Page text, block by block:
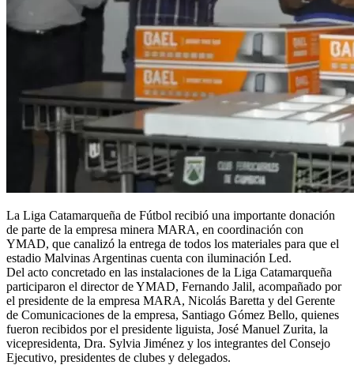
La Liga Catamarqueña de Fútbol recibió una importante donación
de parte de la empresa minera MARA, en coordinación con
YMAD, que canalizó la entrega de todos los materiales para que el
estadio Malvinas Argentinas cuenta con iluminación Led.
Del acto concretado en las instalaciones de la Liga Catamarqueña
participaron el director de YMAD, Fernando Jalil, acompañado por
el presidente de la empresa MARA, Nicolás Baretta y del Gerente
de Comunicaciones de la empresa, Santiago Gómez Bello, quienes
fueron recibidos por el presidente liguista, José Manuel Zurita, la
vicepresidenta, Dra. Sylvia Jiménez y los integrantes del Consejo
Ejecutivo, presidentes de clubes y delegados.